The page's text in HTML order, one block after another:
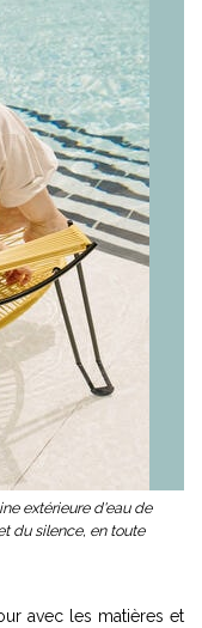
extérieure d'eau de
du silence, en toute
avec les matières et